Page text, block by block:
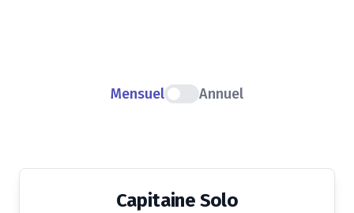
Mensuel Annuel
Capitaine Solo